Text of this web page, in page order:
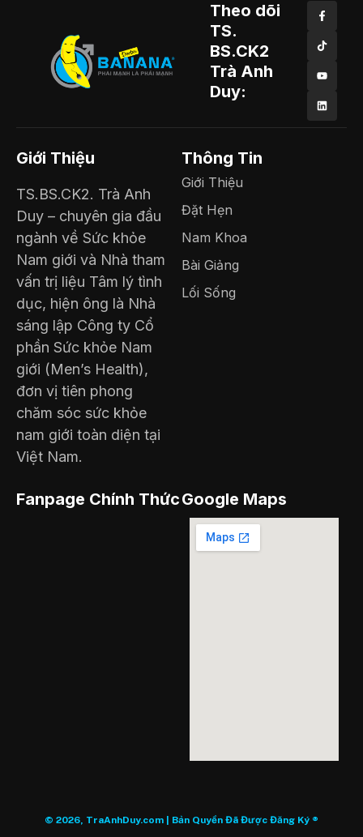
Theo dõi
TS.
BS.CK2
Trà Anh
Duy:
Giới Thiệu
TS.BS.CK2. Trà Anh
Duy – chuyên gia đầu
ngành về Sức khỏe
Nam giới và Nhà tham
vấn trị liệu Tâm lý tình
dục, hiện ông là Nhà
sáng lập Công ty Cổ
phần Sức khỏe Nam
giới (Men’s Health),
đơn vị tiên phong
chăm sóc sức khỏe
nam giới toàn diện tại
Việt Nam.
Thông Tin
Giới Thiệu
Đặt Hẹn
Nam Khoa
Bài Giảng
Lối Sống
Fanpage Chính ThứcGoogle Maps
© 2026, TraAnhDuy.com | Bản Quyền Đã Được Đăng Ký ®